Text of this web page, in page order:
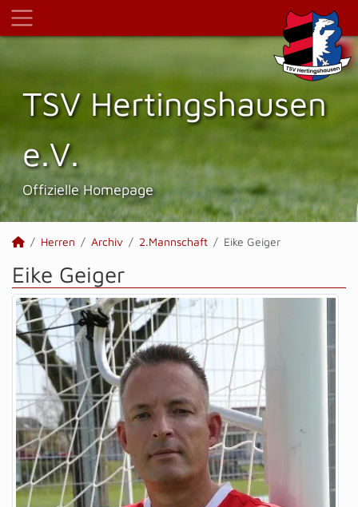
TSV Hertings­hausen
e.V.
Offizielle Homepage
Herren Archiv 2.Mannschaft Eike Geiger
Eike Geiger